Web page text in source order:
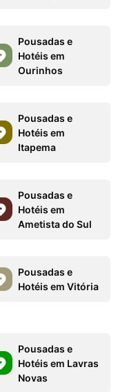
Pousadas e
Hotéis em
Ourinhos
Pousadas e
Hotéis em
Itapema
Pousadas e
Hotéis em
Ametista do Sul
Pousadas e
Hotéis em Vitória
Pousadas e
Hotéis em Lavras
Novas